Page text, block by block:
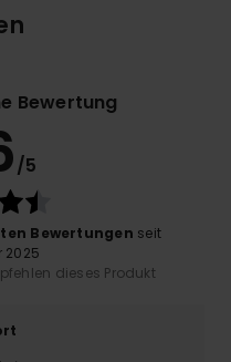
Bewertung
/5
Bewertungen seit
2025
dieses Produkt